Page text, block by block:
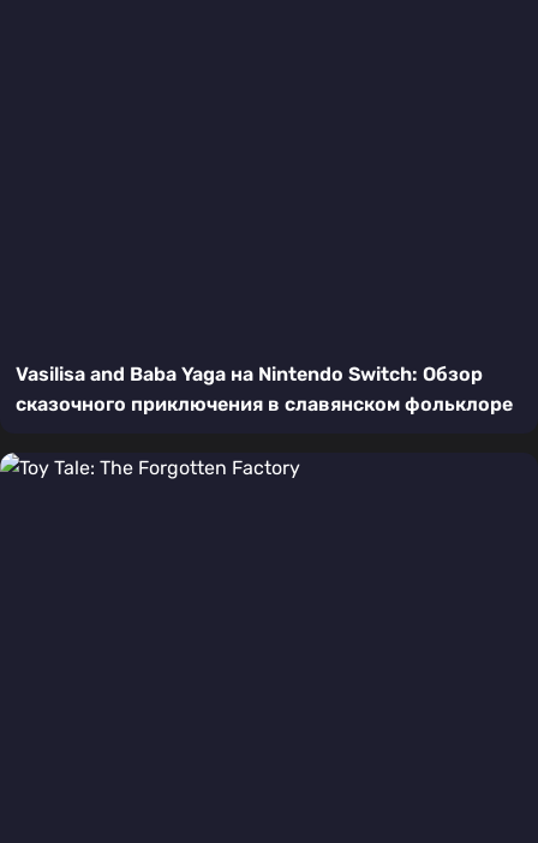
Vasilisa and Baba Yaga на Nintendo Switch: Обзор
сказочного приключения в славянском фольклоре